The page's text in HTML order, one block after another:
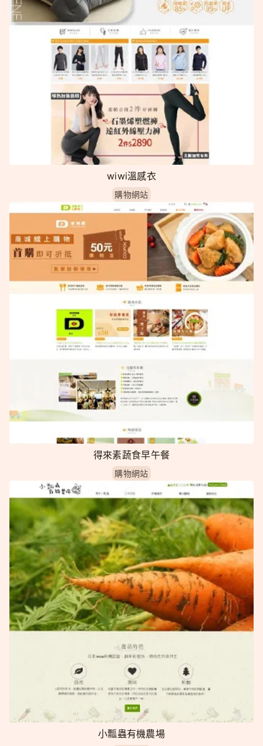
wiwi溫感衣
購物網站
得來素蔬食早午餐
購物網站
小瓢蟲有機農場